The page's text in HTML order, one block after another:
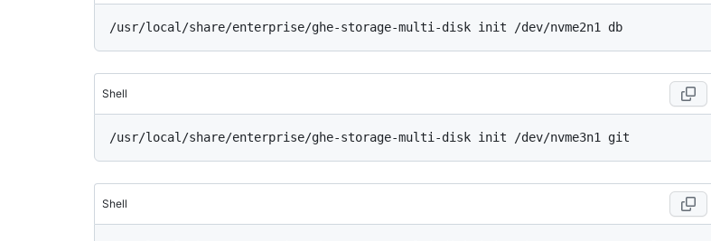
Shell
Shell